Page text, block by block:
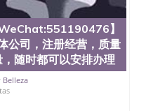
】
公司，注册经营，质量
随时都可以安排办理
Belleza